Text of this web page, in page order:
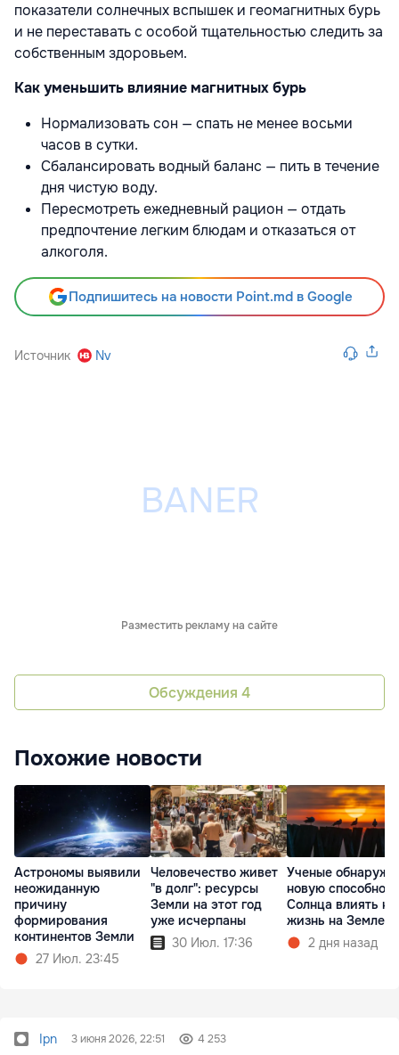
показатели солнечных вспышек и геомагнитных бурь
и не переставать с особой тщательностью следить за
собственным здоровьем.
Как уменьшить влияние магнитных бурь
Нормализовать сон — спать не менее восьми
часов в сутки.
Сбалансировать водный баланс — пить в течение
дня чистую воду.
Пересмотреть ежедневный рацион — отдать
предпочтение легким блюдам и отказаться от
алкоголя.
Подпишитесь на новости Point.md в Google
Источник Nv
Разместить рекламу на сайте
Обсуждения 4
Похожие новости
Астрономы выявили
неожиданную
причину
формирования
континентов Земли
27 Июл. 23:45
Человечество живет
"в долг": ресурсы
Земли на этот год
уже исчерпаны
30 Июл. 17:36
Ученые
новую
Солнца влиять на
жизнь на Земле
2 дня назад
Ipn 3 июня 2026, 22:51 4 253